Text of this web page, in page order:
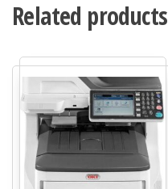
Related products